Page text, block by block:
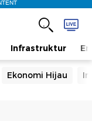
Infrastruktur
Ekonomi Hijau